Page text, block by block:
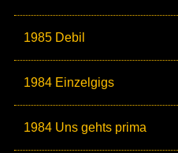
1985 Debil
1984 Einzelgigs
1984 Uns gehts prima